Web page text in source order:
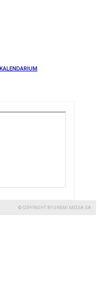
KALENDARIUM
© COPYRIGHT BY GREMI MEDIA SA